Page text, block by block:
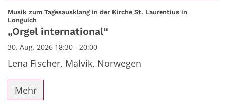
Datum: 30. August 2026
Musik zum Tagesausklang in der Kirche St. Laurentius in
Longuich
„Orgel international“
30. Aug. 2026 18:30 - 20:00
Lena Fischer, Malvik, Norwegen
Mehr